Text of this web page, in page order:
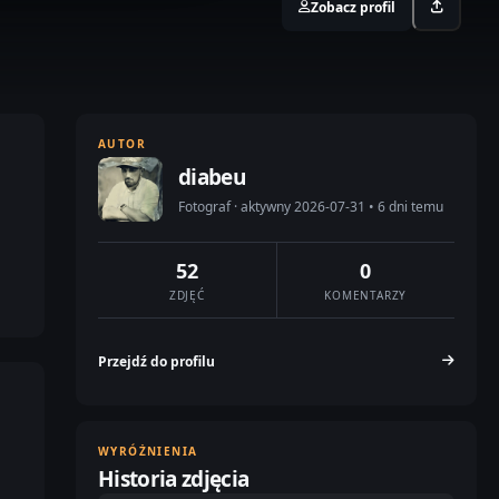
Zobacz profil
AUTOR
diabeu
Fotograf · aktywny 2026-07-31 • 6 dni temu
52
ZDJĘĆ
0
KOMENTARZY
Przejdź do profilu
WYRÓŻNIENIA
Historia zdjęcia